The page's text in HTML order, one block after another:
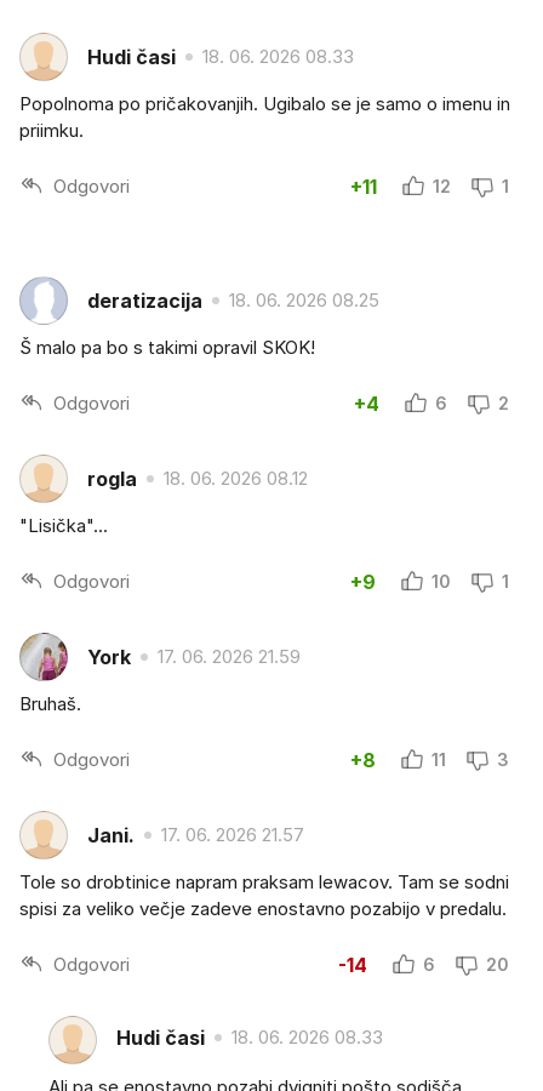
Hudi časi 18. 06. 2026 08.33
Popolnoma po pričakovanjih. Ugibalo se je samo o imenu in
priimku.
Odgovori +11 12 1
deratizacija 18. 06. 2026 08.25
Š malo pa bo s takimi opravil SKOK!
Odgovori +4 6 2
rogla 18. 06. 2026 08.12
"Lisička"...
Odgovori +9 10 1
York 17. 06. 2026 21.59
Bruhaš.
Odgovori +8 11 3
Jani. 17. 06. 2026 21.57
Tole so drobtinice napram praksam lewacov. Tam se sodni
spisi za veliko večje zadeve enostavno pozabijo v predalu.
Odgovori -14 6 20
Hudi časi 18. 06. 2026 08.33